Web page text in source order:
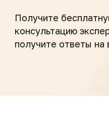
Получите
консультацию
получите ответы на